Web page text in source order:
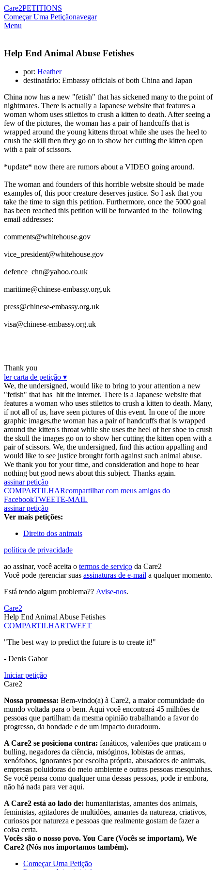
Care2PETITIONS
Começar Uma Petiçãonavegar
Menu
Help End Animal Abuse Fetishes
por: Heather
destinatário: Embassy officials of both China and Japan
China now has a new "fetish" that has sickened many to the point of
nightmares. There is actually a Japanese website that features a
woman whom uses stilettos to crush a kitten to death. After seeing a
few of the pictures, the woman has a pair of handcuffs that is
wrapped around the young kittens throat while she uses the heel to
crush the skill then they go on to show her cutting the kitten open
with a pair of scissors.
*update* now there are rumors about a VIDEO going around.
The woman and founders of this horrible website should be made
examples of, this poor creature deserves justice. So I ask that you
take the time to sign this petition. Furthermore, once the 5000 goal
has been reached this petition will be forwarded to the following
email addresses:
comments@whitehouse.gov
vice_president@whitehouse.gov
defence_chn@yahoo.co.uk
maritime@chinese-embassy.org.uk
press@chinese-embassy.org.uk
visa@chinese-embassy.org.uk
Thank you
ler carta de petição ▾
We, the undersigned, would like to bring to your attention a new
"fetish" that has hit the internet. There is a Japanese website that
features a woman who uses stilettos to crush a kitten to death. Many,
if not all of us, have seen pictures of this event. In one of the more
graphic images,the woman has a pair of handcuffs that is wrapped
around the kitten's throat while she uses the heel of her shoe to crush
the skull the images go on to show her cutting the kitten open with a
pair of scissors. We, the undersigned, find this action appalling and
would like to see justice brought forth against such animal abuse.
We thank you for your time, and consideration and hope to hear
nothing but good news about this subject. Thanks again.
assinar petição
COMPARTILHARcompartilhar com meus amigos do
FacebookTWEETE-MAIL
assinar petição
Ver mais petições:
Direito dos animais
política de privacidade
ao assinar, você aceita o termos de serviço da Care2
Você pode gerenciar suas assinaturas de e-mail a qualquer momento.
Está tendo algum problema?? Avise-nos.
Care2
Help End Animal Abuse Fetishes
COMPARTILHARTWEET
"The best way to predict the future is to create it!"
- Denis Gabor
Iniciar petição
Care2
Nossa promessa: Bem-vindo(a) à Care2, a maior comunidade do
mundo voltada para o bem. Aqui você encontrará 45 milhões de
pessoas que partilham da mesma opinião trabalhando a favor do
progresso, da bondade e de um impacto duradouro.
A Care2 se posiciona contra: fanáticos, valentões que praticam o
bulling, negadores da ciência, misóginos, lobistas de armas,
xenófobos, ignorantes por escolha própria, abusadores de animais,
empresas poluidoras do meio ambiente e outras pessoas mesquinhas.
Se você pensa como qualquer uma dessas pessoas, pode ir embora,
não há nada para ver aqui.
A Care2 está ao lado de: humanitaristas, amantes dos animais,
feministas, agitadores de multidões, amantes da natureza, criativos,
curiosos por natureza e pessoas que realmente gostam de fazer a
coisa certa.
Vocês são o nosso povo. You Care (Vocês se importam), We
Care2 (Nós nos importamos também).
Começar Uma Petição